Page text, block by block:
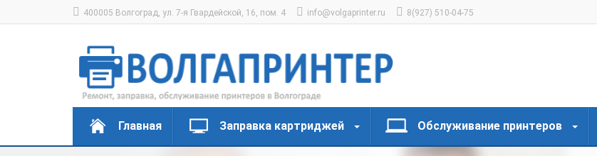
400005 Волгоград, ул. 7-я Гвардейской, 16, пом. 4 info@volgaprinter.ru 8(927) 510-04-75
Главная Заправка картриджей Обслуживание принтеров